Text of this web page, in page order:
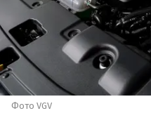
Фото VGV